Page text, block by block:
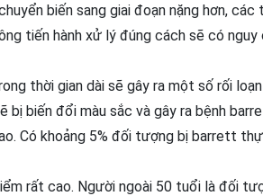
biến sang giai đoạn nặng hơn, các
tiến hành xử lý đúng cách sẽ có nguy
thời gian dài sẽ gây ra một số rối
bị biến đổi màu sắc và gây ra bệnh
Có khoảng 5% đối tượng bị barrett
rất cao. Người ngoài 50 tuổi là đối